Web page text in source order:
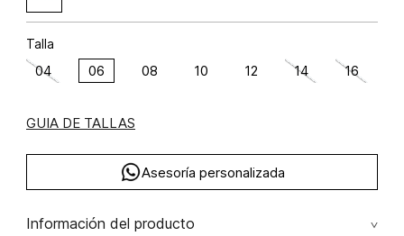
Talla
04 06 08 10 12 14 16
GUIA DE TALLAS
Asesoría personalizada
Información del producto